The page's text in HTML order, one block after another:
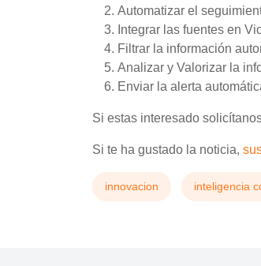
Automatizar el
Integrar las fuentes en
Filtrar la información
Analizar y Valorizar la
Enviar la alerta
Si estas interesado
Si te ha gustado la noticia,
innovacion inteligencia